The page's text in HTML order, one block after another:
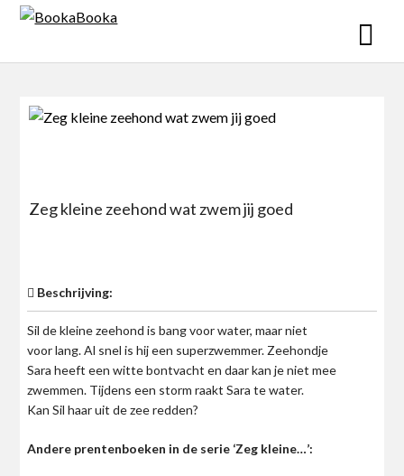
Skip
Zeg kleine zeehond wat zwem jij goed
Beschrijving:
Sil de kleine zeehond is bang voor water, maar niet
voor lang. Al snel is hij een superzwemmer. Zeehondje
Sara heeft een witte bontvacht en daar kan je niet mee
zwemmen. Tijdens een storm raakt Sara te water.
Kan Sil haar uit de zee redden?
Andere prentenboeken in de serie ‘Zeg kleine…’: